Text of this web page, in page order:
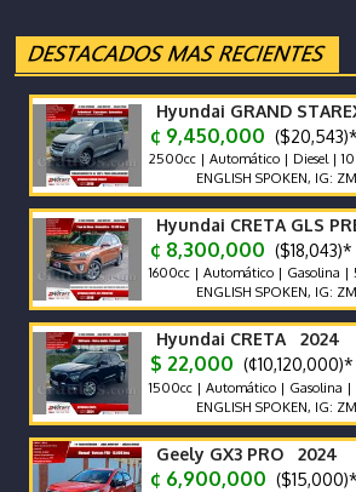
Hyundai GRAND
¢ 9,450,000 ($20,543)*
2500cc | Automático | Diesel | 10
ENGLISH SPOKEN, IG:
Hyundai CRETA GLS
¢ 8,300,000 ($18,043)*
1600cc | Automático | Gasolina |
ENGLISH SPOKEN, IG:
Hyundai CRETA 2024
$ 22,000 (¢10,120,000)*
1500cc | Automático | Gasolina |
ENGLISH SPOKEN, IG:
Geely GX3 PRO 2024
¢ 6,900,000